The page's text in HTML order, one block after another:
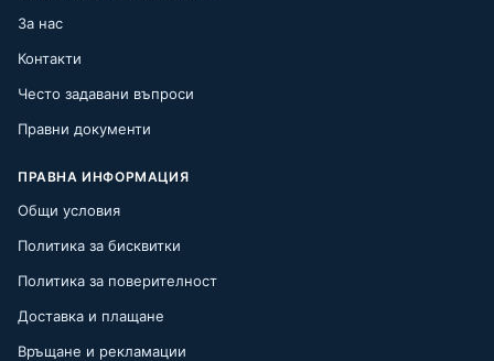
За нас
Контакти
Често задавани въпроси
Правни документи
ПРАВНА ИНФОРМАЦИЯ
Общи условия
Политика за бисквитки
Политика за поверителност
Доставка и плащане
Връщане и рекламации